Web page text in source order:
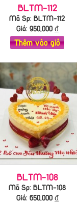
BLTM-112
Mã Sp: BLTM-112
Giá: 950,000₫
Thêm vào giỏ
BLTM-108
Mã Sp: BLTM-108
Giá: 650,000₫